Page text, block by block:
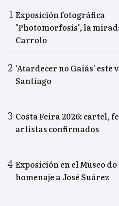
Exposición fotográfica
"Photomorfosis", la
Carrolo
‘Atardecer no Gaiás’ este
Santiago
Costa Feira 2026: cartel,
artistas confirmados
Exposición en el Museo
homenaje a José Suárez